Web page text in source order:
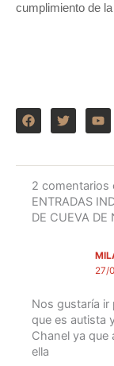
cumplimiento de
F
a
b
o
o
k
T
w
t
r
Y
o
u
e
2 comentarios
ENTRADAS
DE CUEVA DE
27/
Nos gustaría
que es autista
Chanel ya que
ella